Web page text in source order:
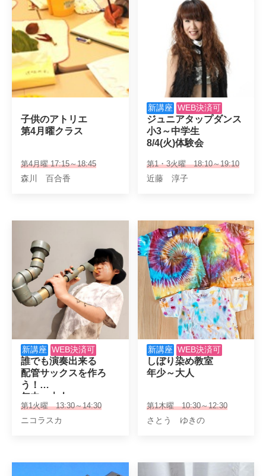
子供のアトリエ
第4月曜クラス
第4月曜 17:15～18:45
森川 百合香
新講座 WEB決済可
ジュニアタップダンス
小3～中学生
8/4(火)体験会
第1・3火曜 18:10～19:10
近藤 淳子
新講座 WEB決済可
誰でも演奏出来る
配管サックスを作ろ
う！
年中～大人
第1火曜 13:30～14:30
ニコラスカ
新講座 WEB決済可
しぼり染め教室
年少～大人
第1木曜 10:30～12:30
さとう ゆきの